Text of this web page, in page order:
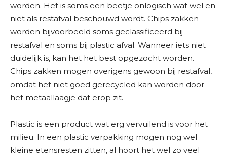
worden. Het is soms een beetje onlogisch wat wel en
niet als restafval beschouwd wordt. Chips zakken
worden bijvoorbeeld soms geclassificeerd bij
restafval en soms bij plastic afval. Wanneer iets niet
duidelijk is, kan het het best opgezocht worden.
Chips zakken mogen overigens gewoon bij restafval,
omdat het niet goed gerecycled kan worden door
het metaallaagje dat erop zit.
Plastic is een product wat erg vervuilend is voor het
milieu. In een plastic verpakking mogen nog wel
kleine etensresten zitten, al hoort het wel zo veel